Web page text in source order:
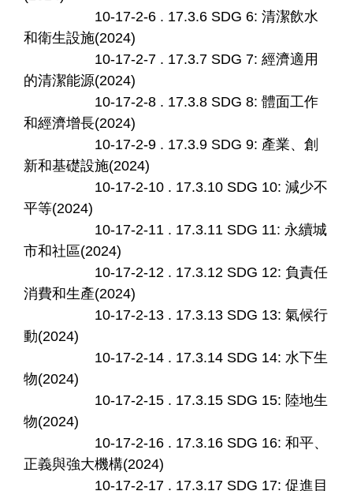
10-17-2-6 . 17.3.6 SDG 6: 清潔飲水
和衛生設施(2024)
10-17-2-7 . 17.3.7 SDG 7: 經濟適用
的清潔能源(2024)
10-17-2-8 . 17.3.8 SDG 8: 體面工作
和經濟增長(2024)
10-17-2-9 . 17.3.9 SDG 9: 產業、創
新和基礎設施(2024)
10-17-2-10 . 17.3.10 SDG 10: 減少不
平等(2024)
10-17-2-11 . 17.3.11 SDG 11: 永續城
市和社區(2024)
10-17-2-12 . 17.3.12 SDG 12: 負責任
消費和生產(2024)
10-17-2-13 . 17.3.13 SDG 13: 氣候行
動(2024)
10-17-2-14 . 17.3.14 SDG 14: 水下生
物(2024)
10-17-2-15 . 17.3.15 SDG 15: 陸地生
物(2024)
10-17-2-16 . 17.3.16 SDG 16: 和平、
正義與強大機構(2024)
10-17-2-17 . 17.3.17 SDG 17: 促進目